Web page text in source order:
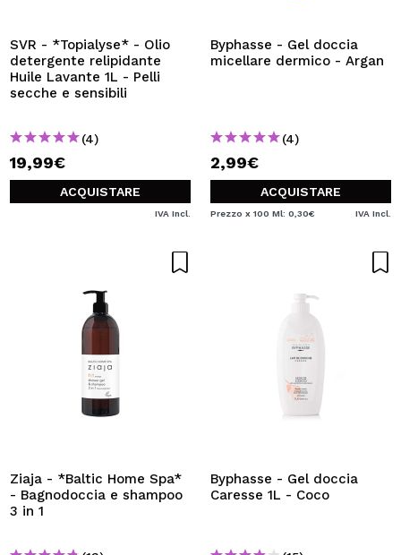
SVR - *Topialyse* - Olio
detergente relipidante
Huile Lavante 1L - Pelli
secche e sensibili
(4)
19,99€
ACQUISTARE
IVA Incl.
Byphasse - Gel doccia
micellare dermico - Argan
(4)
2,99€
ACQUISTARE
Prezzo x 100 Ml: 0,30€ IVA Incl.
Ziaja - *Baltic Home Spa*
- Bagnodoccia e shampoo
3 in 1
Byphasse - Gel doccia
Caresse 1L - Coco